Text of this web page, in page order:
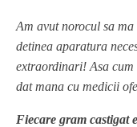
Am avut norocul sa
detinea aparatura
extraordinari! Asa cum
dat mana cu medicii
Fiecare gram castigat